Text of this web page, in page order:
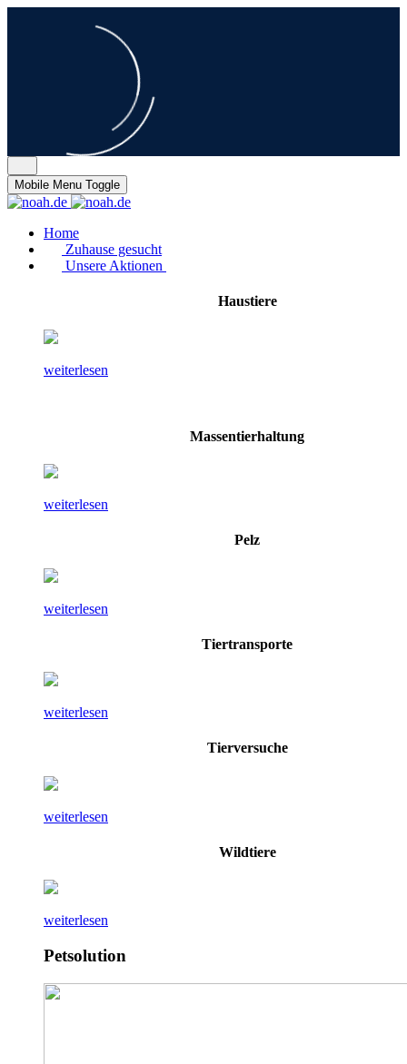
Mobile Menu Toggle
Home
Zuhause gesucht
Unsere Aktionen
Haustiere
weiterlesen
Massentierhaltung
weiterlesen
Pelz
weiterlesen
Tiertransporte
weiterlesen
Tierversuche
weiterlesen
Wildtiere
weiterlesen
Petsolution